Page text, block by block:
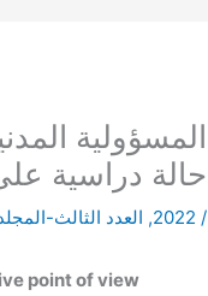
المسؤولية
حالة دراسية
/
2022
, العدد الثالث-
point of view: